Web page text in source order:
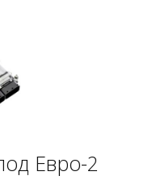
Евро-2